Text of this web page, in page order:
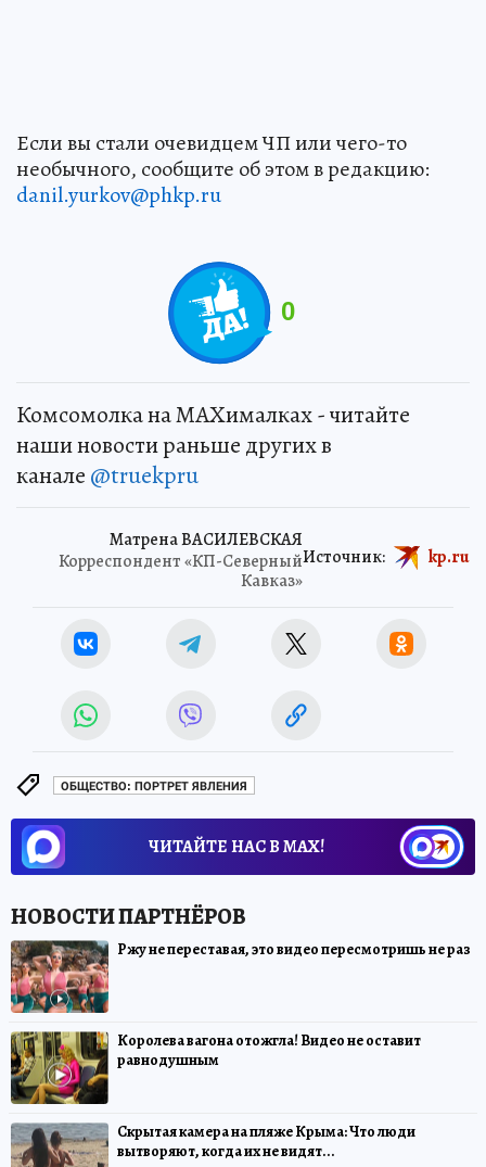
Если вы стали очевидцем ЧП или чего-то
необычного, сообщите об этом в редакцию:
danil.yurkov@phkp.ru
0
Комсомолка на MAXималках - читайте
наши новости раньше других в
канале @truekpru
Матрена ВАСИЛЕВСКАЯ
Корреспондент «КП-Северный
Кавказ»
Источник: kp.ru
ОБЩЕСТВО: ПОРТРЕТ ЯВЛЕНИЯ
ЧИТАЙТЕ НАС В МАХ!
Ржу не переставая, это видео пересмотришь не раз
Королева вагона отожгла! Видео не оставит
равнодушным
Скрытая камера на пляже Крыма: Что люди
вытворяют, когда их не видят...